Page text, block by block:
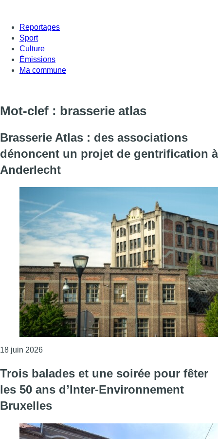
Reportages
Sport
Culture
Émissions
Ma commune
Mot-clef : brasserie atlas
Brasserie Atlas : des associations
dénoncent un projet de gentrification à
Anderlecht
18 juin 2026Consulter l'article "Brasserie Atlas : des
Trois balades et une soirée pour fêter
les 50 ans d’Inter-Environnement
Bruxelles